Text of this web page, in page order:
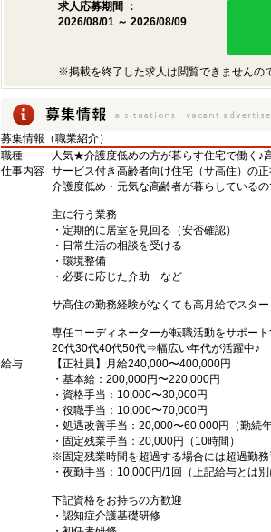
求人応募期間 ：
2026/08/01 ～ 2026/08/09
※掲載を終了した求人は閲覧できませんの
募集情報（職業紹介）
職種
人気★介護度低めの方が暮らす住宅で働く♪
仕事内容 サービス付き高齢者向け住宅（サ高住）の正
介護度低め・元気な高齢者が暮らしている
主に行う業務
・定期的に居室を見回る（安否確認）
・日常生活の相談を受ける
・環境整備
・必要に応じた介助 など
サ高住の勤務経験がなくても高月給でスタ
専任コーディネーターが転職活動をサポー
20代30代40代50代⇒幅広い年代が活躍中♪
給与
【正社員】月給240,000〜400,000円
・基本給：200,000円〜220,000円
・資格手当：10,000〜30,000円
・役職手当：10,000〜70,000円
・処遇改善手当：20,000〜60,000円（勤続
・固定残業手当：20,000円（10時間）
※固定残業時間を超過する場合には超過勤
・夜勤手当：10,000円/1回（上記給与とは別
下記資格をお持ちの方歓迎
・認知症介護基礎研修